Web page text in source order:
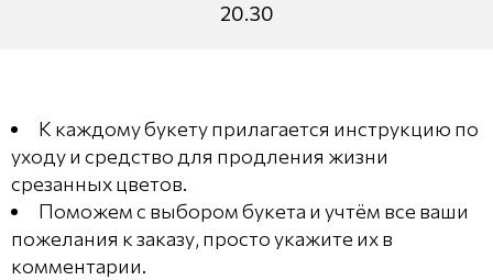
20.30
К каждому букету прилагается инструкцию по
уходу и средство для продления жизни
срезанных цветов.
Поможем с выбором букета и учтём все ваши
пожелания к заказу, просто укажите их в
комментарии.